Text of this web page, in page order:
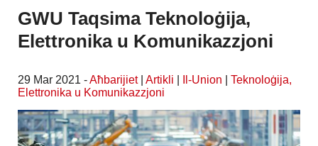
GWU Taqsima Teknoloġija,
Elettronika u Komunikazzjoni
29 Mar 2021 -Aħbarijiet| Artikli Il-Union
Teknoloġija,
Elettronika u Komunikazzjoni